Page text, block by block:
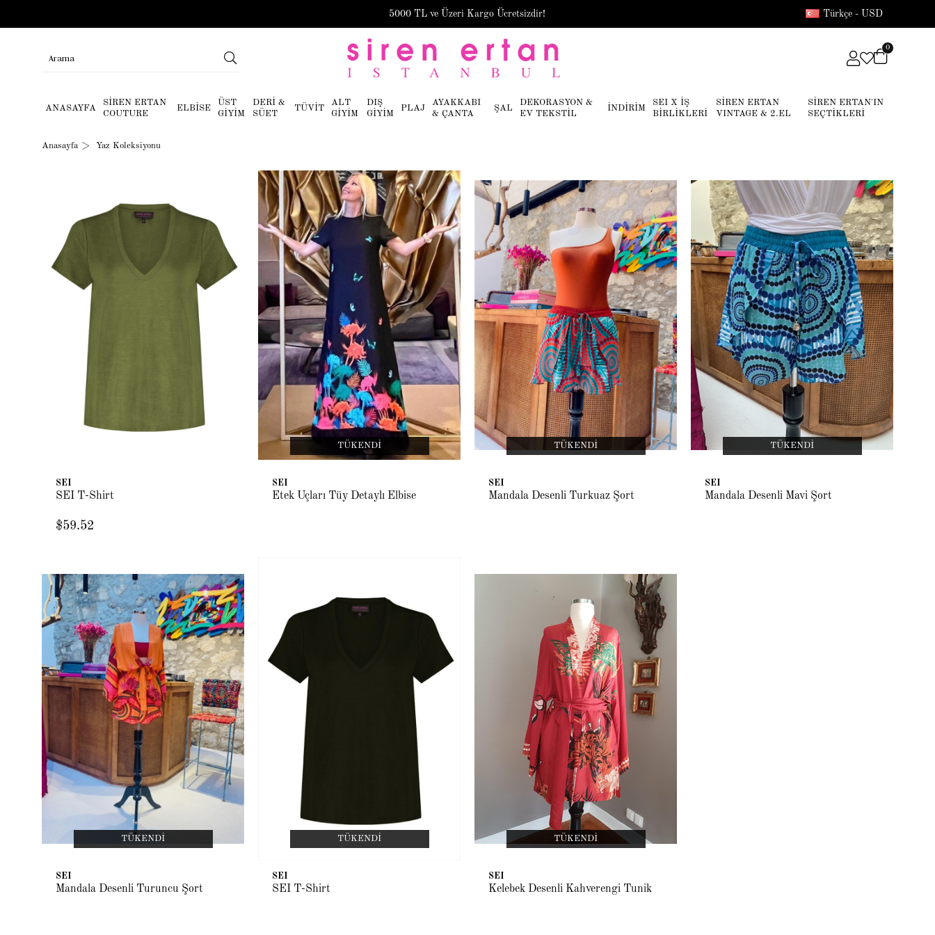
5000 TL ve Üzeri Kargo Ücretsizdir! Türkçe - USD
0
ANASAYFA
SİREN ERTAN
COUTURE
ELBİSE
ÜST
GİYİM
DERİ &
SÜET
TÜVİT
ALT
GİYİM
DIŞ
GİYİM
PLAJ
AYAKKABI
& ÇANTA
ŞAL
DEKORASYON &
EV TEKSTİL
İNDİRİM
SEI X İŞ
BİRLİKLERİ
SİREN ERTAN
VINTAGE & 2.EL
SİREN ERTAN'IN
SEÇTİKLERİ
Anasayfa Yaz Koleksiyonu
SEI
SEI T-Shirt
$59.52
TÜKENDI
SEI
Etek Uçları Tüy Detaylı Elbise
TÜKENDI
SEI
Mandala Desenli Turkuaz Şort
TÜKENDI
SEI
Mandala Desenli Mavi Şort
TÜKENDI
SEI
Mandala Desenli Turuncu Şort
TÜKENDI
SEI
SEI T-Shirt
TÜKENDI
SEI
Kelebek Desenli Kahverengi Tunik